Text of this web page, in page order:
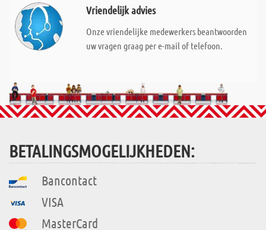
Vriendelijk advies
Onze vriendelijke medewerkers beantwoorden
uw vragen graag per e-mail of telefoon.
BETALINGSMOGELIJKHEDEN:
Bancontact
VISA
MasterCard